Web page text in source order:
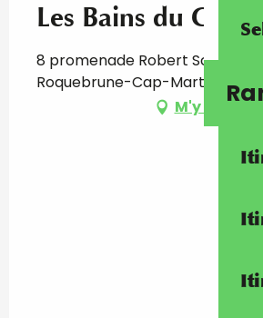
Les Bains du Cap
8 promenade Robert Schuman,
Roquebrune-Cap-Martin
M'y rendre